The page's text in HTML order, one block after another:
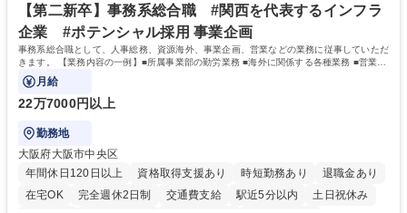
ます。 学歴・資格 学歴：大学院 大学 高専 短大 専修学校 高校 語学力：
資格：
【第二新卒】事務系総合職 #関西を代表するインフラ
企業 #ポテンシャル採用 事業企画
事務系総合職として、人事総務、資源海外、事業企画、営業などの業務に従事していただ
きます。 【業務内容の一例】■所属事業部の勤労業務 ■海外に関係する各種業務 ■営業部
門の企画スタッフ、ルート営業
月給
22万7000円以上
勤務地
大阪府大阪市中央区
年間休日120日以上
資格取得支援あり 時短勤務あり
退職金あり
在宅OK
完全週休2日制 交通費支給 駅近5分以内
土日祝休み